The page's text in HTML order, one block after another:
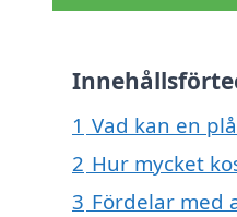
1 Vad kan en
2 Hur mycket
3 Fördelar med